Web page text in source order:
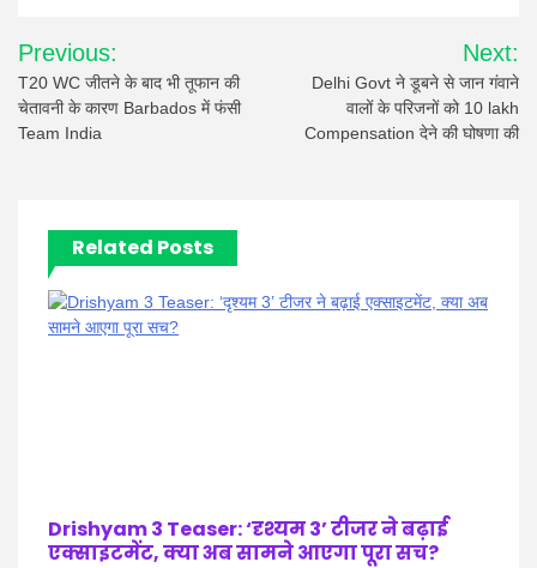
Post
navigation
Previous:
T20 WC जीतने के बाद भी तूफान की
चेतावनी के कारण Barbados में फंसी
Team India
Next:
Delhi Govt ने डूबने से जान गंवाने
वालों के परिजनों को 10 lakh
Compensation देने की घोषणा की
Related Posts
Drishyam 3 Teaser: ‘दृश्यम 3’ टीजर ने बढ़ाई
एक्साइटमेंट, क्या अब सामने आएगा पूरा सच?